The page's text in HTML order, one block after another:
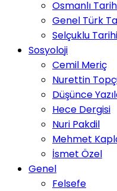
Osmanlı
Genel Türk
Selçuklu Tarihi
Sosyoloji
Cemil Meriç
Nurettin
Düşünce
Hece Dergisi
Nuri Pakdil
Mehmet
İsmet Özel
Genel
Felsefe